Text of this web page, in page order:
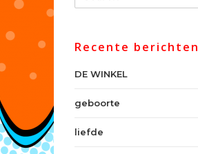
Recente berichten
DE WINKEL
geboorte
liefde